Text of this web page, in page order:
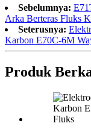
Sebelumnya:
Arka Berteras Fluks
Seterusnya:
Karbon E70C-6M
Produk